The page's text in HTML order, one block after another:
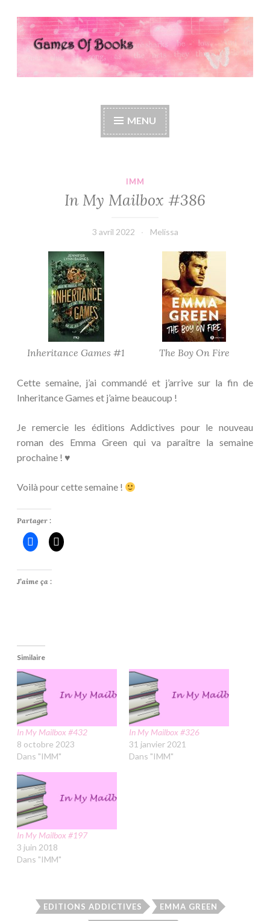
Accéder
au
contenu
Games Of Books
MENU
IMM
In My Mailbox #386
3 avril 2022 Melissa
Inheritance Games #1 The Boy On Fire
Cette semaine, j’ai commandé et j’arrive sur la fin de
Inheritance Games et j’aime beaucoup !
Je remercie les éditions Addictives pour le nouveau
roman des Emma Green qui va paraître la semaine
prochaine ! ♥
Voilà pour cette semaine !
Partager :
J’aime ça :
Similaire
In My Mailbox #432
8 octobre 2023
Dans "IMM"
In My Mailbox #326
31 janvier 2021
Dans "IMM"
In My Mailbox #197
3 juin 2018
Dans "IMM"
EDITIONS ADDICTIVES EMMA GREEN